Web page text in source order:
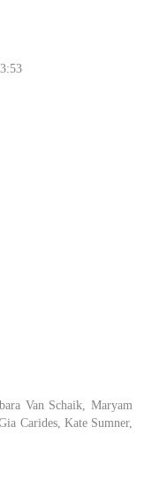
Van Schaik, Maryam
Carides, Kate Sumner,